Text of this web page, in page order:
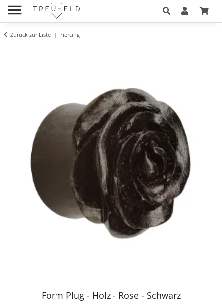
Zurück zur Liste Piercing
Form Plug - Holz - Rose - Schwarz